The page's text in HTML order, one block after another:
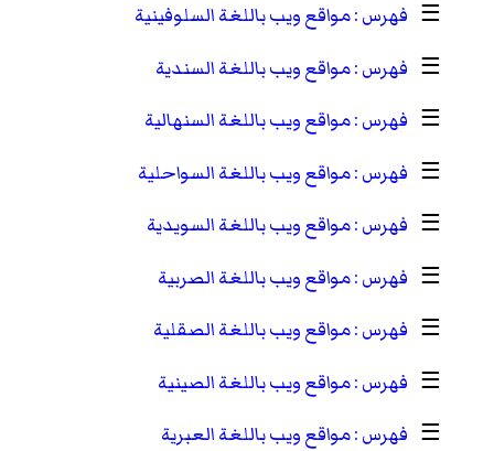
☰
مواقع ويب باللغة السلوفينية
☰
مواقع ويب باللغة السندية
☰
مواقع ويب باللغة السنهالية
☰
مواقع ويب باللغة السواحلية
☰
مواقع ويب باللغة السويدية
☰
مواقع ويب باللغة الصربية
☰
مواقع ويب باللغة الصقلية
☰
مواقع ويب باللغة الصينية
☰
مواقع ويب باللغة العبرية